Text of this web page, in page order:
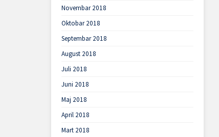
Novembar 2018
Oktobar 2018
Septembar 2018
August 2018
Juli 2018
Juni 2018
Maj 2018
April 2018
Mart 2018